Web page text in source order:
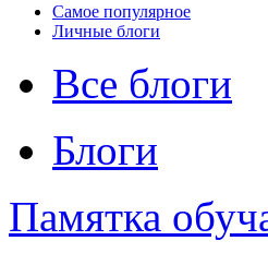
Самое популярное
Личные блоги
Все блоги
Блоги
Памятка